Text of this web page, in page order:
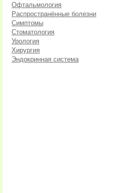
Офтальмология
Распространённые болезни
Симптомы
Стоматология
Урология
Хирургия
Эндокринная система